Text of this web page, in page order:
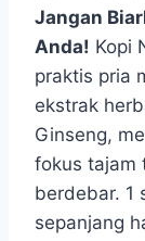
Jangan
Anda! Kopi
praktis pria
ekstrak
Ginseng,
fokus tajam
berdebar. 1
sepanjang